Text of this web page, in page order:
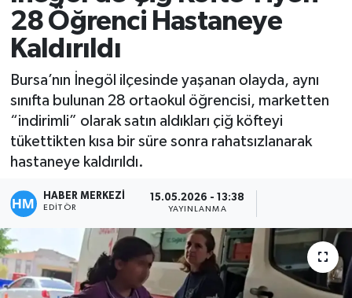
28 Öğrenci Hastaneye
Kaldırıldı
Bursa’nın İnegöl ilçesinde yaşanan olayda, aynı
sınıfta bulunan 28 ortaokul öğrencisi, marketten
“indirimli” olarak satın aldıkları çiğ köfteyi
tükettikten kısa bir süre sonra rahatsızlanarak
hastaneye kaldırıldı.
HABER MERKEZİ
EDITÖR
15.05.2026 - 13:38
YAYINLANMA